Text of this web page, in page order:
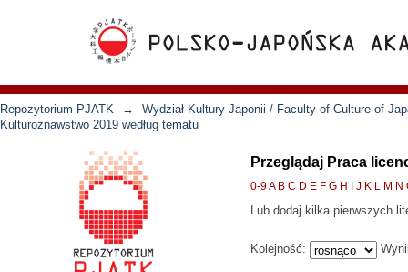
Repozytorium PJATK →
Wydział Kultury Japonii / Faculty of Culture of
Kulturoznawstwo 2019 według tematu
Przeglądaj Praca
0-9A B C D E F G H J K L M N
Lub dodaj kilka pierwszych
Kolejność: